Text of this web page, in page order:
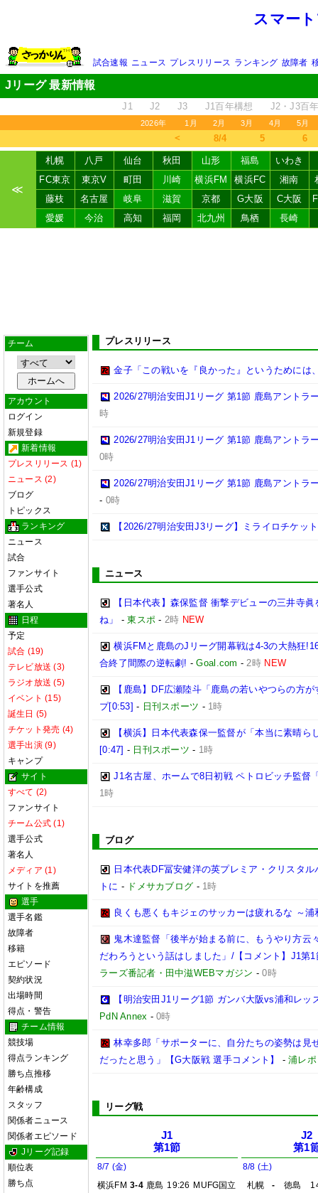
スマー
試合速報 ニュース プレスリリース ランキング 故障者
Jリーグ 最新情報
J1 J2 J3 J1百年構想 J2・J3百
2026年 1月 2月 3月 4月 5月
＜ 8/4 5 6
≪
札幌 八戸 仙台 秋田 山形 福島
いわき
FC東京
東京V 町田 川崎 横浜FM 横浜FC 湘南
藤枝
名古屋 岐阜 滋賀 京都 G大阪 C大阪
愛媛
今治 高知 福岡 北九州 鳥栖 長崎
チーム
アカウント
ログイン
新規登録
新着情報
プレスリリース (1)
ニュース (2)
ブログ
トピックス
ランキング
ニュース
試合
ファンサイト
選手公式
著名人
日程
予定
試合 (19)
テレビ放送 (3)
ラジオ放送 (5)
イベント (15)
誕生日 (5)
チケット発売 (4)
選手出演 (9)
キャンプ
サイト
すべて (2)
ファンサイト
チーム公式 (1)
選手公式
著名人
メディア (1)
サイトを推薦
選手
選手名鑑
故障者
移籍
エピソード
契約状況
出場時間
得点・警告
チーム情報
競技場
得点ランキング
勝ち点推移
年齢構成
スタッフ
関係者ニュース
関係者エピソード
Jリーグ記録
順位表
勝ち点
プレスリリース
金子「この戦いを『良かった』というためには
2026/27明治安田J1リーグ 第1節 鹿島アントラ
時
2026/27明治安田J1リーグ 第1節 鹿島アントラ
0時
2026/27明治安田J1リーグ 第1節 鹿島アントラ
- 0時
【2026/27明治安田J3リーグ】ミライロチケッ
ニュース
【日本代表】森保監督 衝撃デビューの三井寺
ね」
-東スポ - 2時 NEW
横浜FMと鹿島のJリーグ開幕戦は4-3の大熱狂
合終了間際の逆転劇! -Goal.com -2時 NEW
【鹿島】DF広瀬陸斗「鹿島の若いやつらの方
プ[0:53] - 日刊スポーツ - 1時
【横浜】日本代表森保一監督が「本当に素晴
[0:47] - 日刊スポーツ - 1時
J1名古屋、ホームで8日初戦 ペトロビッチ監督
1時
ブログ
日本代表DF冨安健洋の英プレミア・クリスタ
トに - ドメサカブログ - 1時
良くも悪くもキジェのサッカーは疲れるな ～
鬼木達監督「後半が始まる前に、もうやり方
だわろうという話はしました」/【コメント】J1第
ラーズ番記者・田中滋WEBマガジン -0時
【明治安田J1リーグ1節 ガンバ大阪vs浦和レ
PdN Annex -0時
林幸多郎「サポーターに、自分たちの姿勢は見
だったと思う」【G大阪戦 選手コメント】
-浦レ
リーグ戦
J1
第1節
8/7 (金)
横浜FM 3-4 鹿島 19:26 MUFG国立
J2
第1
8/8 (土)
札幌
- 徳島